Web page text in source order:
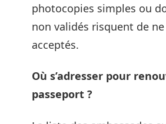
photocopies simples ou
non validés risquent de
acceptés.
Où s’adresser pour
passeport ?